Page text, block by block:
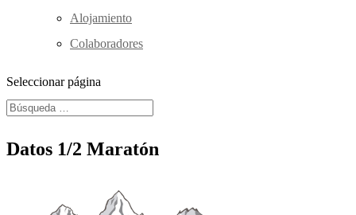
Alojamiento
Colaboradores
Seleccionar página
Datos 1/2 Maratón